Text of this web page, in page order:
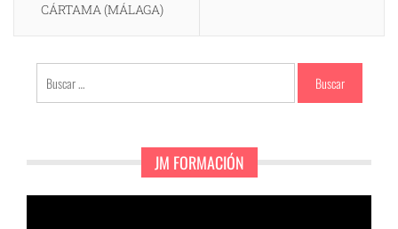
CÁRTAMA (MÁLAGA)
Buscar:
JM FORMACIÓN